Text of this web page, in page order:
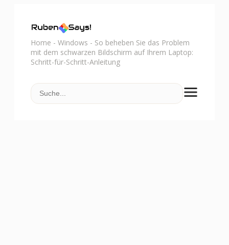
Home - Windows - So beheben Sie das Problem
mit dem schwarzen Bildschirm auf Ihrem Laptop:
Schritt-für-Schritt-Anleitung